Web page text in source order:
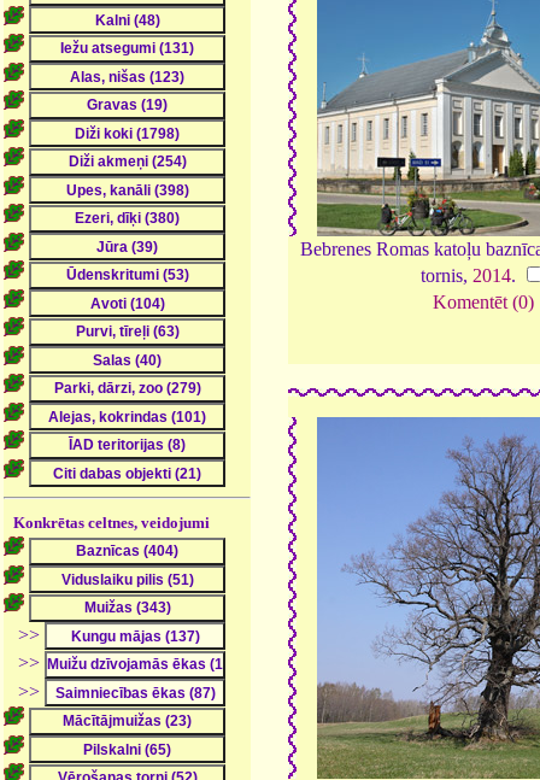
Konkrētas celtnes, veidojumi
>>
>>
>>
Bebrenes Romas katoļu
tornis, 2014.
Komentēt (0)